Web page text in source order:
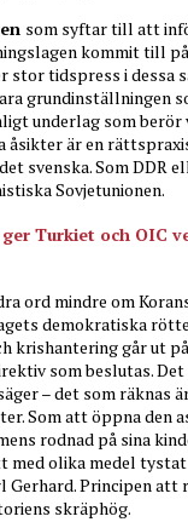
som syftar till att
kommit till
stor tidspress i dessa
grundinställningen
underlag som berör
åsikter är en
svenska. Som DDR
Sovjetunionen.
ger Turkiet och OIC
ord mindre om
demokratiska
krishantering går ut
som beslutas.
– det som räknas
Som att öppna den
rodnad på sina
olika medel
Gerhard. Principen att
skräphög.